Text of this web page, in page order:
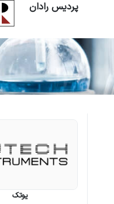
پردیس رادان
یوتک